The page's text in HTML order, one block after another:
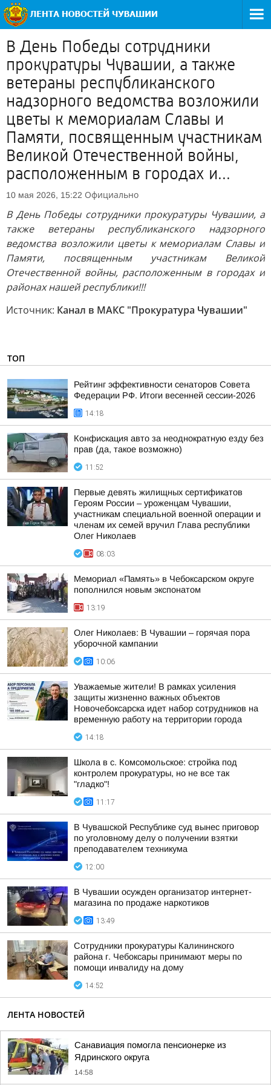
В День Победы сотрудники
прокуратуры Чувашии, а также
ветераны республиканского
надзорного ведомства возложили
цветы к мемориалам Славы и
Памяти, посвященным участникам
Великой Отечественной войны,
расположенным в городах и...
10 мая 2026, 15:22 Официально
В День Победы сотрудники прокуратуры Чувашии, а
также ветераны республиканского надзорного
ведомства возложили цветы к мемориалам Славы и
Памяти, посвященным участникам Великой
Отечественной войны, расположенным в городах и
районах нашей республики!!!
Источник: Канал в МАКС "Прокуратура Чувашии"
ТОП
Рейтинг эффективности сенаторов Совета
Федерации РФ. Итоги весенней сессии-2026
14:18
Конфискация авто за неоднократную езду без
прав (да, такое возможно)
11:52
Первые девять жилищных сертификатов
Героям России – уроженцам Чувашии,
участникам специальной военной операции и
членам их семей вручил Глава республики
Олег Николаев
08:03
Мемориал «Память» в Чебоксарском округе
пополнился новым экспонатом
13:19
Олег Николаев: В Чувашии – горячая пора
уборочной кампании
10:06
Уважаемые жители! В рамках усиления
защиты жизненно важных объектов
Новочебоксарска идет набор сотрудников на
временную работу на территории города
14:18
Школа в с. Комсомольское: стройка под
контролем прокуратуры, но не все так
"гладко"!
11:17
В Чувашской Республике суд вынес приговор
по уголовному делу о получении взятки
преподавателем техникума
12:00
В Чувашии осужден организатор интернет-
магазина по продаже наркотиков
13:49
Сотрудники прокуратуры Калининского
района г. Чебоксары принимают меры по
помощи инвалиду на дому
14:52
ЛЕНТА НОВОСТЕЙ
Санавиация помогла пенсионерке из
Ядринского округа
14:58